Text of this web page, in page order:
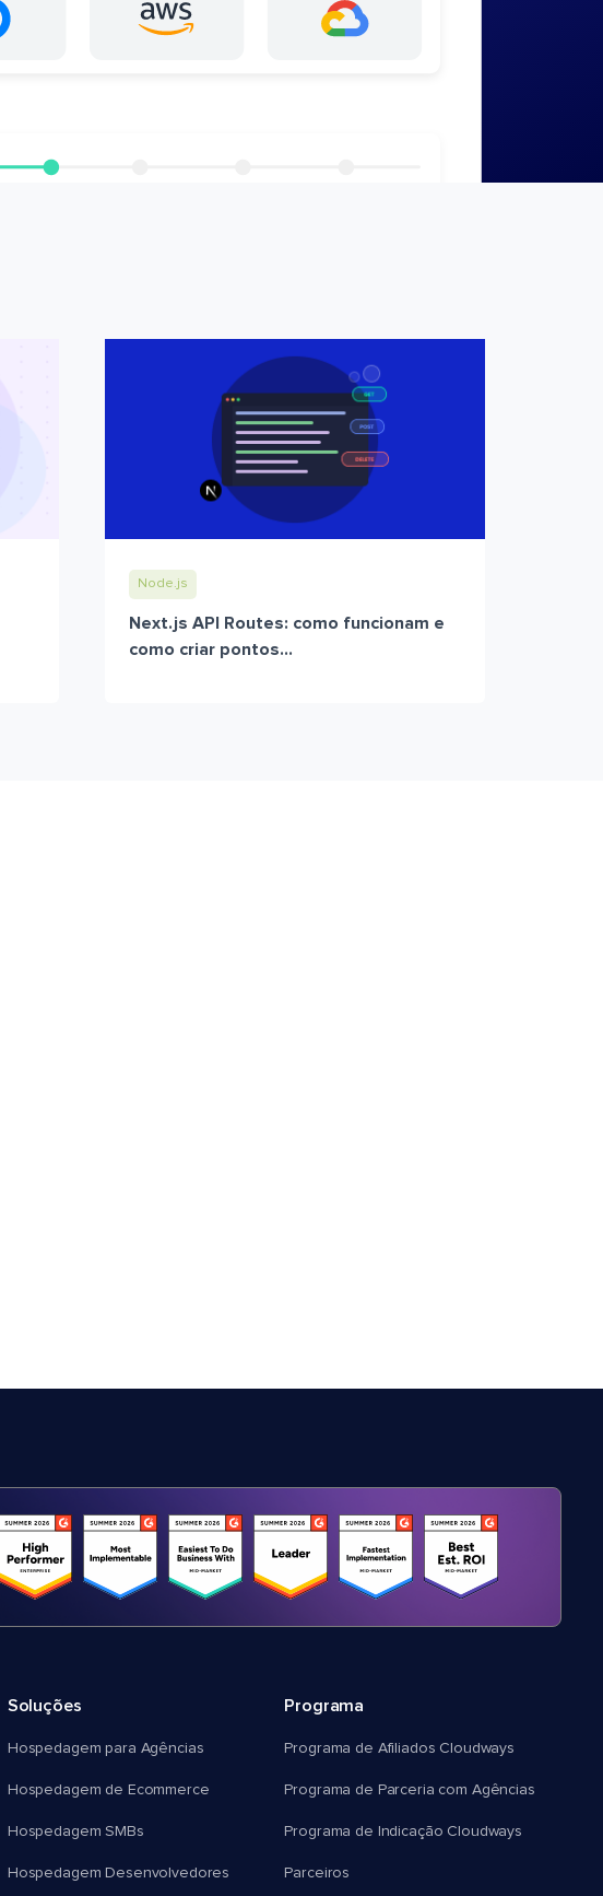
Node.js
Next.js API Routes: como funcionam e
como criar pontos...
Soluções
Hospedagem para Agências
Hospedagem de Ecommerce
Hospedagem SMBs
Hospedagem Desenvolvedores
Programa
Programa de Afiliados Cloudways
Programa de Parceria com Agências
Programa de Indicação Cloudways
Parceiros